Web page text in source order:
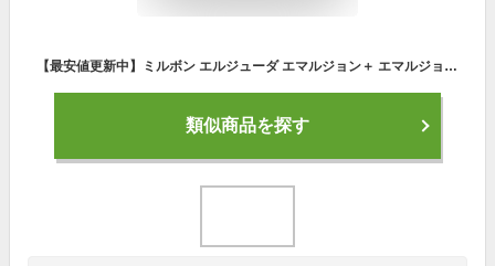
【最安値更新中】ミルボン エルジューダ エマルジョン＋ エマルジョンプラス 120ml ヘアミルク 洗い流さないトリートメント ミルク 髪質改善 ツヤ 保湿 美髪効果 美容室 1位 アウトバス サロン専売品 送料無料
類似商品を探す